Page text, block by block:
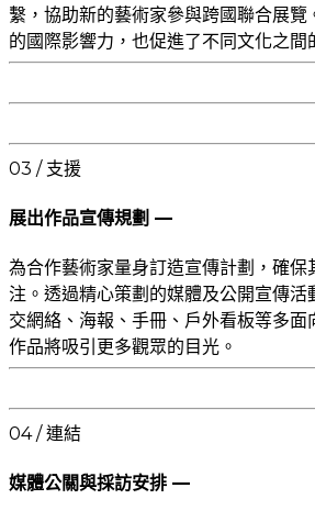
繫，協助新的藝術家參與跨國聯合展覽
的國際影響力，也促進了不同文化之間
03 / 支援
展出作品宣傳規劃 —
為合作藝術家量身訂造宣傳計劃，確保
注。透過精心策劃的媒體及公開宣傳活
交網絡、海報、手冊、戶外看板等多面
作品將吸引更多觀眾的目光。
04 / 連結
媒體公關與採訪安排 —